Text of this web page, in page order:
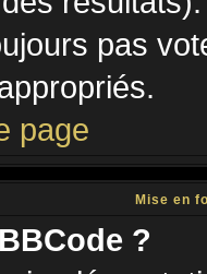
pas
page
Mise en
?